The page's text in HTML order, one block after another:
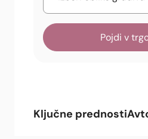
Pojdi v
Ključne prednosti